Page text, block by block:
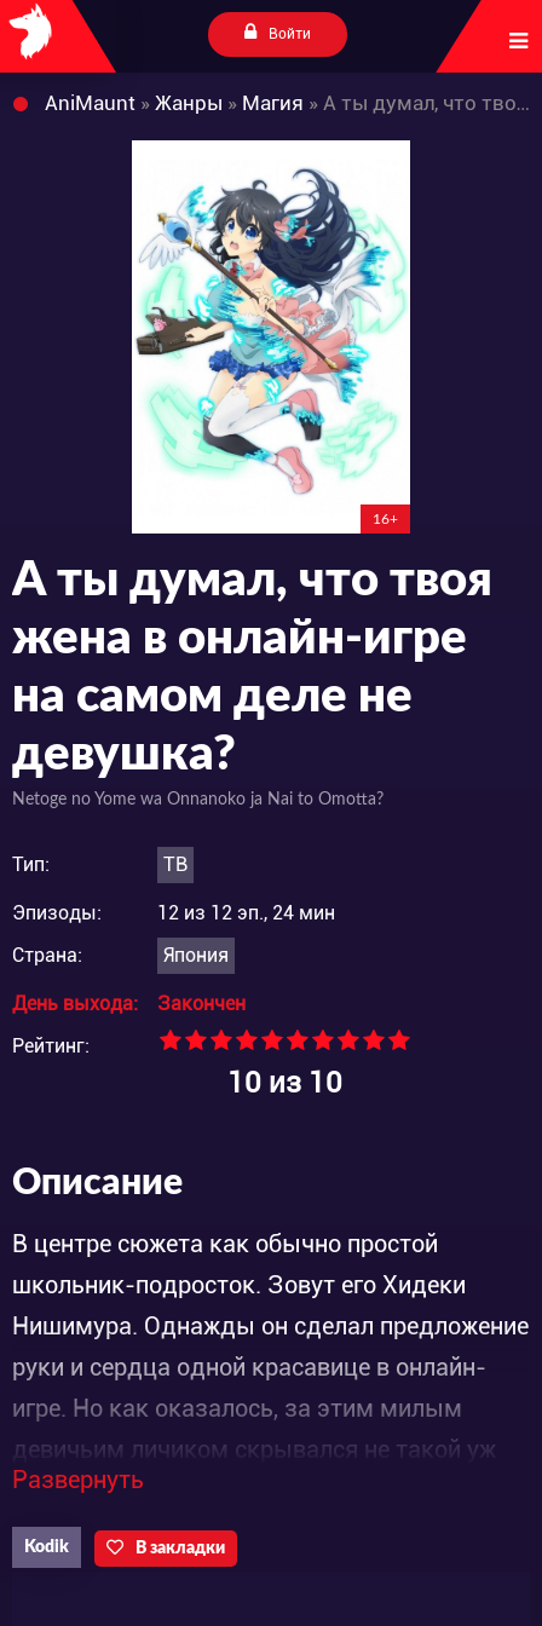
Войти
AniMaunt » Жанры » Магия » А ты думал, что твоя жена в онлайн-игре на самом деле не девушка?
16+
А ты думал, что твоя
жена в онлайн-игре
на самом деле не
девушка?
Netoge no Yome wa Onnanoko ja Nai to Omotta?
Тип: ТВ
Эпизоды:
12 из 12 эп., 24 мин
Страна:
Япония
День выхода:
Закончен
Рейтинг:
10из 10
Описание
В центре сюжета как обычно простой
школьник-подросток. Зовут его Хидеки
Нишимура. Однажды он сделал предложение
руки и сердца одной красавице в онлайн-
игре. Но как оказалось, за этим милым
девичьим личиком скрывался не такой уж
очаровательный парень. Переполненный
горечью и гневом, главный герой дал себе
отчаянную клятву никогда не доверять
Развернуть
Kodik В закладки